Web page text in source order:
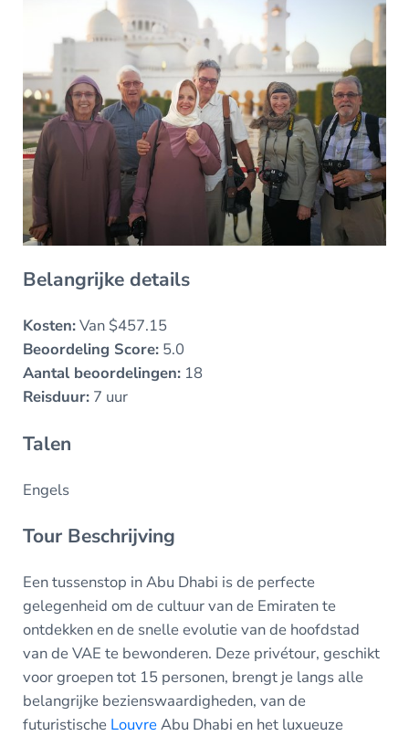
Belangrijke details
Kosten:Van $457.15
Beoordeling Score:5.0
Aantal beoordelingen:18
Reisduur:7 uur
Talen
Engels
Tour Beschrijving
Een tussenstop in Abu Dhabi is de perfecte
gelegenheid om de cultuur van de Emiraten te
ontdekken en de snelle evolutie van de hoofdstad
van de VAE te bewonderen. Deze privétour, geschikt
voor groepen tot 15 personen, brengt je langs alle
belangrijke bezienswaardigheden, van de
futuristische LouvreAbu Dhabi en het luxueuze